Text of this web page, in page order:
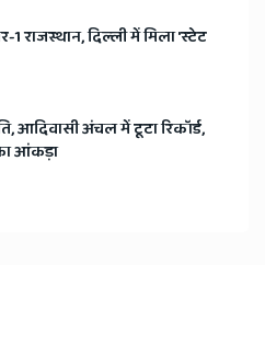
राजस्थान, दिल्ली में मिला 'स्टेट
आदिवासी अंचल में टूटा रिकॉर्ड,
आंकड़ा